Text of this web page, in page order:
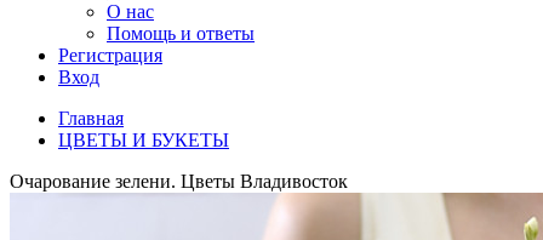
О нас
Помощь и ответы
Регистрация
Вход
Главная
ЦВЕТЫ И БУКЕТЫ
Очарование зелени. Цветы Владивосток